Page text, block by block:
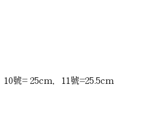
號= 25cm，11號=25.5cm